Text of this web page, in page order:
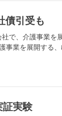
債引受も
で、介護事業を
事業を展開する
実験